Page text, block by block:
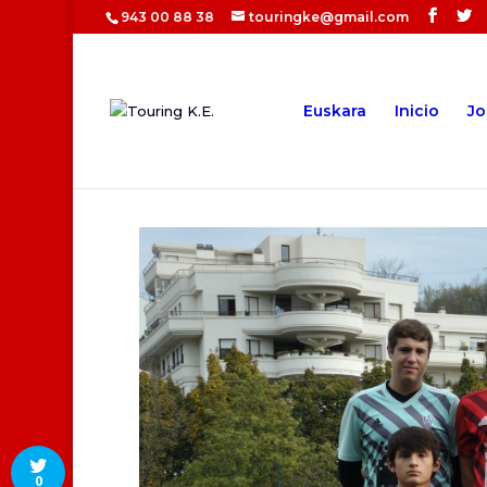
943 00 88 38 touringke@gmail.com
Euskara Inicio
0